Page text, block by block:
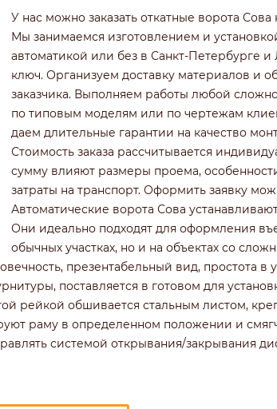
ЗАБОРЫ
ЗАБОРЫ
ИЗ
ИЗ
БЕТОННЫЕ
ИЗ 3Д
У нас можно заказать откатные ворота
Мы занимаемся изготовлением и
автоматикой или без в Санкт-Петербурге
ключ. Организуем доставку материалов и
заказчика. Выполняем работы любой
по типовым моделям или по чертежам
даем длительные гарантии на качество
Стоимость заказа рассчитывается
сумму влияют размеры проема,
затраты на транспорт. Оформить заявку
Автоматические ворота Сова
Они идеально подходят для оформления
обычных участках, но и на объектах со
презентабельный вид, простота в
поставляется в готовом для
рейкой обшивается стальным листом,
раму в определенном положении и
системой открывания/закрывания